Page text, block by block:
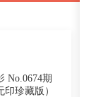
No.0674期
印珍藏版）